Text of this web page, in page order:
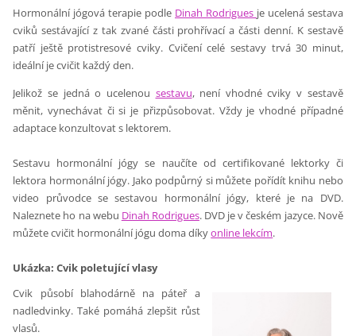
Hormonální jógová terapie podle Dinah Rodrigues je ucelená sestava
cviků sestávající z tak zvané části prohřívací a části denní. K sestavě
patří ještě protistresové cviky. Cvičení celé sestavy trvá 30 minut,
ideální je cvičit každý den.
Jelikož se jedná o ucelenou sestavu, není vhodné cviky v sestavě
měnit, vynechávat či si je přizpůsobovat. Vždy je vhodné případné
adaptace konzultovat s lektorem.
Sestavu hormonální jógy se naučíte od certifikované lektorky či
lektora hormonální jógy. Jako podpůrný si můžete pořídít knihu nebo
video průvodce se sestavou hormonální jógy, které je na DVD.
Naleznete ho na webu Dinah Rodrigues. DVD je v českém jazyce. Nově
můžete cvičit hormonální jógu doma díkyonline lekcím.
Ukázka: Cvik poletující vlasy
Cvik působí blahodárně na páteř a
nadledvinky. Také pomáhá zlepšit růst
vlasů.